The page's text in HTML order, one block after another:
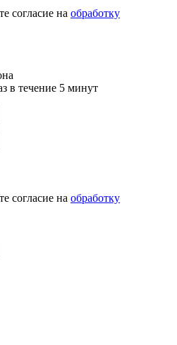
согласие на обработку
в течение 5 минут
согласие на обработку